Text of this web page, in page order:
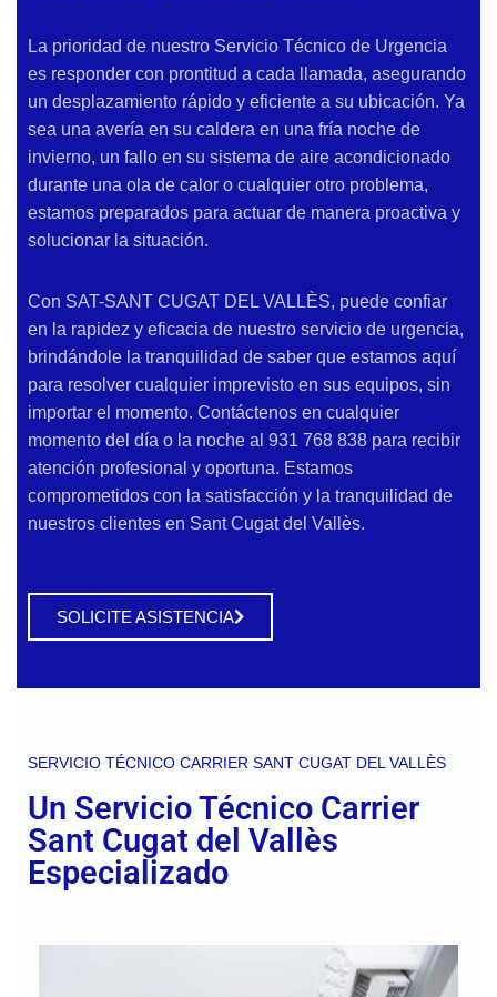
La prioridad de nuestro Servicio Técnico de Urgencia
es responder con prontitud a cada llamada, asegurando
un desplazamiento rápido y eficiente a su ubicación. Ya
sea una avería en su caldera en una fría noche de
invierno, un fallo en su sistema de aire acondicionado
durante una ola de calor o cualquier otro problema,
estamos preparados para actuar de manera proactiva y
solucionar la situación.
Con SAT-SANT CUGAT DEL VALLÈS, puede confiar
en la rapidez y eficacia de nuestro servicio de urgencia,
brindándole la tranquilidad de saber que estamos aquí
para resolver cualquier imprevisto en sus equipos, sin
importar el momento. Contáctenos en cualquier
momento del día o la noche al 931 768 838 para recibir
atención profesional y oportuna. Estamos
comprometidos con la satisfacción y la tranquilidad de
nuestros clientes en Sant Cugat del Vallès.
SOLICITE ASISTENCIA
SERVICIO TÉCNICO CARRIER SANT CUGAT DEL VALLÈS
Un Servicio Técnico Carrier
Sant Cugat del Vallès
Especializado